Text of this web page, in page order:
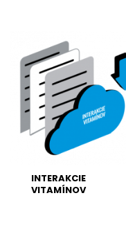
INTERAKCIE
VITAMÍNOV